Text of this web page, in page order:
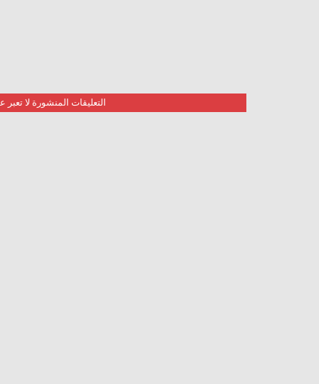
التعليقات المنشورة لا